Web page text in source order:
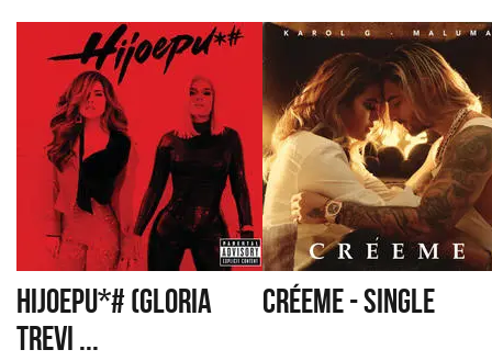
HIJOEPU*# (GLORIA
TREVI ...
CRÉEME - SINGLE